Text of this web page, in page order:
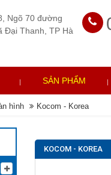
Ngõ 70 đường
Đại Thanh, TP Hà
SẢN PHẨM
hình Kocom - Korea
KOCOM - KOREA